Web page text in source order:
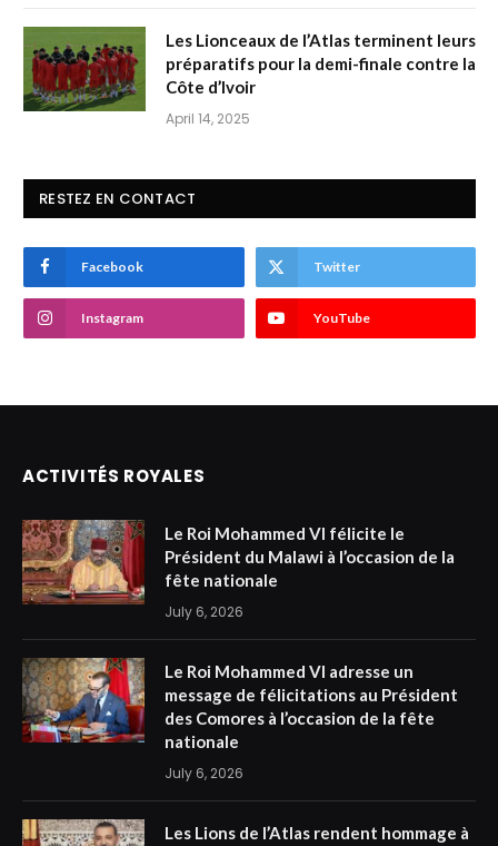
Les Lionceaux de l’Atlas terminent leurs
préparatifs pour la demi-finale contre la
Côte d’Ivoir
April 14, 2025
RESTEZ EN CONTACT
Facebook Twitter
Instagram YouTube
ACTIVITÉS ROYALES
Le Roi Mohammed VI félicite le
Président du Malawi à l’occasion de la
fête nationale
July 6, 2026
Le Roi Mohammed VI adresse un
message de félicitations au Président
des Comores à l’occasion de la fête
nationale
July 6, 2026
Les Lions de l’Atlas rendent hommage à